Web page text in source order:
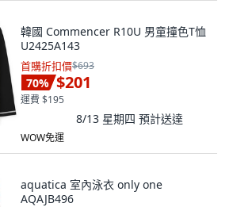
韓國 Commencer R10U 男童撞色T恤
U2425A143
首購折扣價$693
70% $201
運費 $195
8/13 星期四 預計送達
WOW免運
aquatica 室內泳衣 only one
AQAJB496